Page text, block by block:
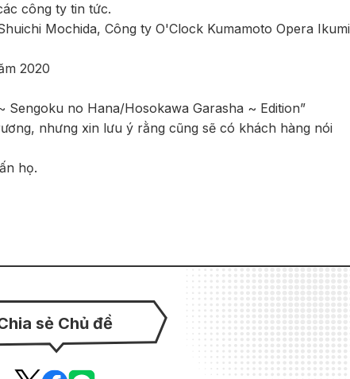
công ty tin tức.
Mochida, Công ty O'Clock Kumamoto Opera Ikumi
2020
Sengoku no Hana/Hosokawa Garasha ~ Edition”
nhưng xin lưu ý rằng cũng sẽ có khách hàng nói
họ.
sẻ Chủ đề